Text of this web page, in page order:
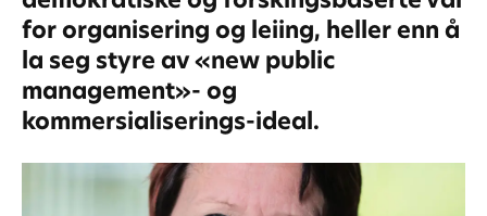
for organisering og leiing, heller enn å
la seg styre av «new public
management»- og
kommersialiserings-ideal.